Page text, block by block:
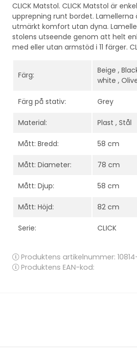
CLICK Matstol. CLICK Matstol är
upprepning runt bordet.
utmärkt komfort utan dyna.
stolens utseende genom att helt
med eller utan armstöd i 11 färger.
Färg:
Beige ,
white ,
Färg på stativ: Grey
Material: Plast , Stål
Mått: Bredd: 58 cm
Mått: Diameter: 78 cm
Mått: Djup: 58 cm
Mått: Höjd: 82 cm
Serie: CLICK
Produktens artikelnummer:
Produktens EAN-kod: